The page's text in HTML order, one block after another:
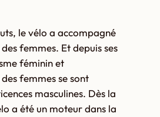
le vélo a accompagné
femmes. Et depuis ses
féminin et
femmes se sont
masculines. Dès la
a été un moteur dans la